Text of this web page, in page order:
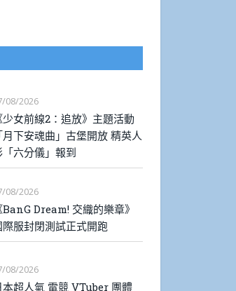
08/2026
少女前線2：追放》主題活動
月下安魂曲」古堡開放 精英人
「六分儀」報到
08/2026
BanG Dream! 交織的樂章》
際服封閉測試正式開跑
08/2026
本超人氣 電競 VTuber 團體